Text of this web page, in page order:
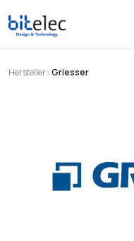
springen
Hersteller Griesser